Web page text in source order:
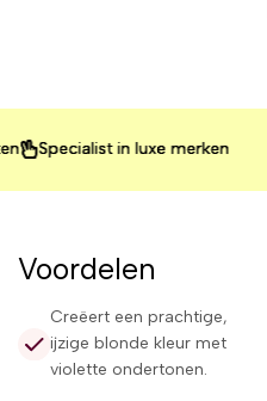
in luxe merken
in luxe merken
in luxe merken
Voordelen
Creëert een prachtige,
ijzige blonde kleur met
violette ondertonen.